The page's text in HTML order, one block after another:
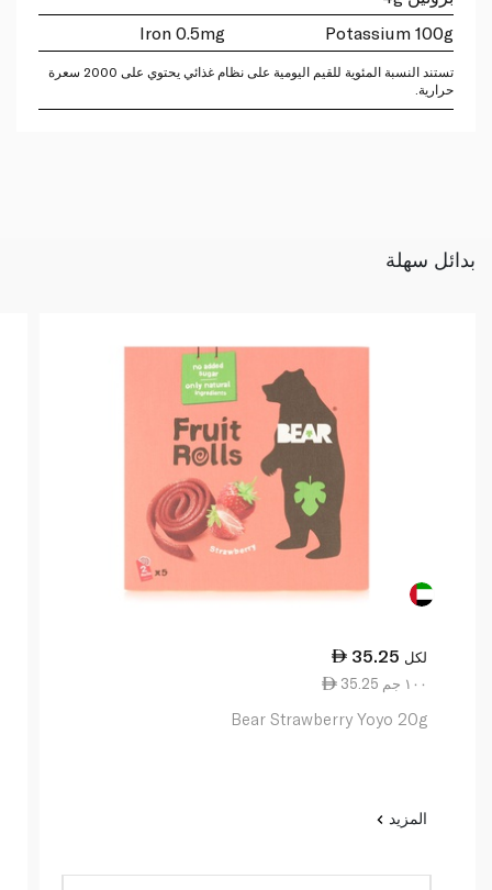
Iron 0.5mg
Potassium 100g
تستند النسبة المئوية للقيم اليومية على نظام غذائي يحتوي على 2000 سعرة
حرارية.
بدائل سهلة
35.25 لكل
35.25 ١٠٠ جم
Bear Strawberry Yoyo 20g
المزيد